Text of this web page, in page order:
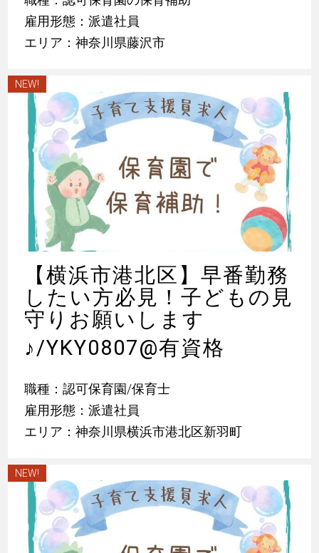
雇用形態：派遣社員
エリア：神奈川県藤沢市
NEW!
【横浜市港北区】早番勤務
したい方必見！子どもの見
守りお願いします
♪/YKY0807@有資格
職種：認可保育園/保育士
雇用形態：派遣社員
エリア：神奈川県横浜市港北区新羽町
NEW!